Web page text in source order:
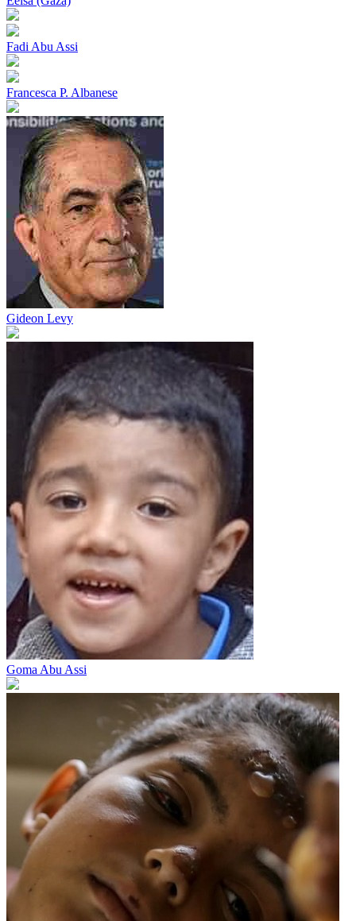
Fadi Abu Assi
Francesca P. Albanese
Gideon Levy
Goma Abu Assi